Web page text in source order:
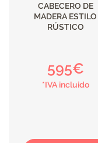
CABECERO DE
MADERA ESTILO
RÚSTICO
595€
*IVA incluido